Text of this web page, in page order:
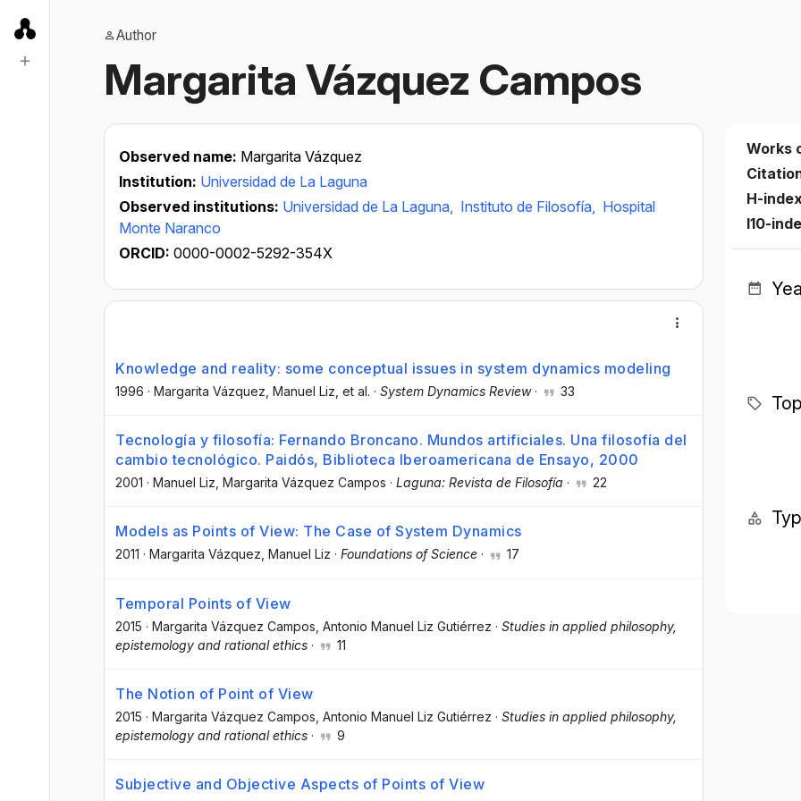
Author
Margarita Vázquez Campos
Observed name: Margarita Vázquez
Institution: Universidad de La Laguna
Observed institutions: Universidad de La Laguna, Instituto de Filosofía, Hospital
Monte Naranco
ORCID: 0000-0002-5292-354X
Knowledge and reality: some conceptual issues in system dynamics modeling
1996 · Margarita Vázquez , Manuel Liz , et al. · System Dynamics Review· 33
Tecnología y filosofía: Fernando Broncano. Mundos artificiales. Una filosofía del
cambio tecnológico. Paidós, Biblioteca Iberoamericana de Ensayo, 2000
2001 · Manuel Liz , Margarita Vázquez Campos · Laguna: Revista de Filosofía · 22
Models as Points of View: The Case of System Dynamics
2011 · Margarita Vázquez , Manuel Liz · Foundations of Science · 17
Temporal Points of View
2015 · Margarita Vázquez Campos , Antonio Manuel Liz Gutiérrez · Studies in applied philosophy,
epistemology and rational ethics · 11
The Notion of Point of View
2015 · Margarita Vázquez Campos , Antonio Manuel Liz Gutiérrez · Studies in applied philosophy,
epistemology and rational ethics · 9
Subjective and Objective Aspects of Points of View
Works
H-
I10-